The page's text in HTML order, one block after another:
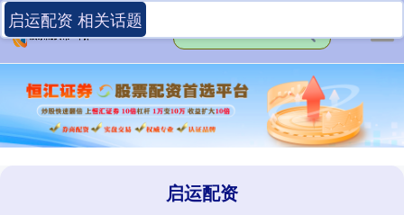
启运配资
启运配资 相关话题